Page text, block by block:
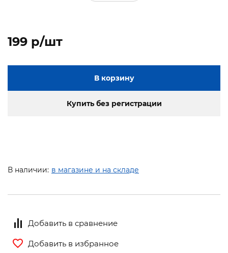
199 p/шт
В корзину
Купить без регистрации
В наличии: в магазине и на складе
Добавить в сравнение
Добавить в избранное